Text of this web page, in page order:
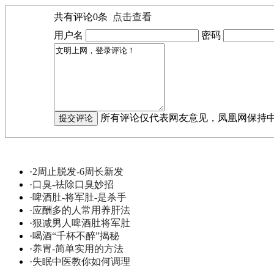
共有评论0条
点击查看
用户名
密码
所有评论仅代表网友意见，凤凰网保持中
·2周止脱发-6周长新发
·口臭-祛除口臭妙招
·啤酒肚-将军肚-是杀手
·应酬多的人常用养肝法
·狠减男人啤酒肚将军肚
·喝酒“千杯不醉”揭秘
·养胃-简单实用的方法
·失眠中医教你如何调理